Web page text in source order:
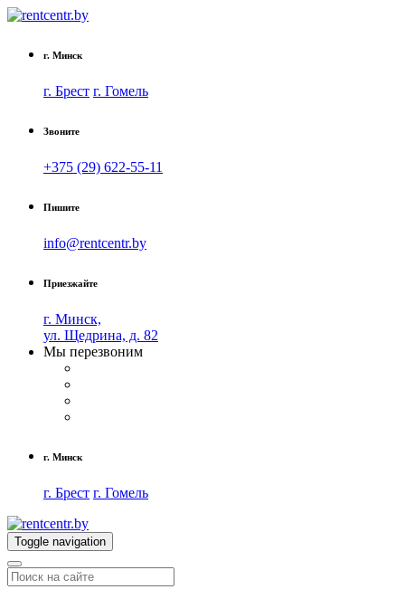
г. Минск
г. Брест г. Гомель
Звоните
+375 (29) 622-55-11
Пишите
info@rentcentr.by
Приезжайте
г. Минск,
ул. Щедрина, д. 82
Мы перезвоним
г. Минск
г. Брест г. Гомель
Toggle navigation